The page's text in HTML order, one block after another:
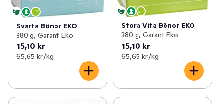
Svarta Bönor EKO
380 g, Garant Eko
15,10 kr
65,65 kr /kg
Stora Vita Bönor EKO
380 g, Garant Eko
15,10 kr
65,65 kr /kg